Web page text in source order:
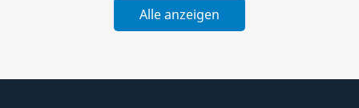
Alle anzeigen